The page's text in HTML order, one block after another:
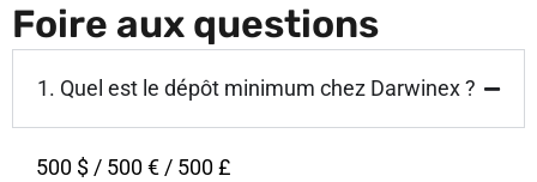
Foire aux questions
1. Quel est le dépôt minimum chez Darwinex ?
500 $ / 500 € / 500 £